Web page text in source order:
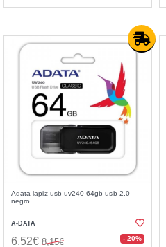
Adata lapiz usb uv240 64gb usb 2.0
negro
A-DATA
6,52€ 8,15€ - 20%